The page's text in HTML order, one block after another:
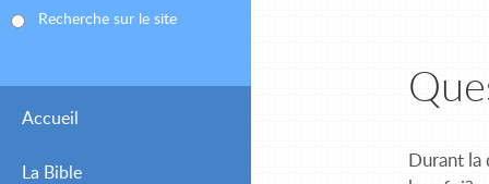
Recherche sur le site
Accueil
La Bible
Durant